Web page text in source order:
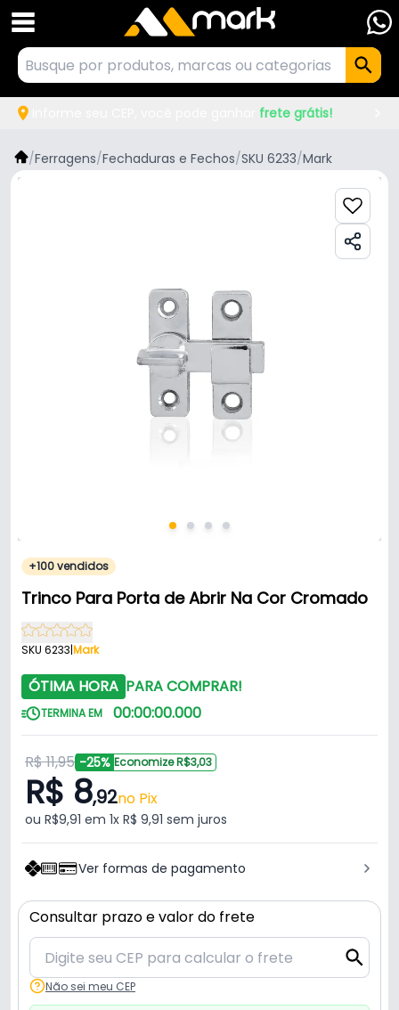
frete grátis!
/Ferragens/Fechaduras e Fechos/SKU 6233/Mark
+100 vendidos
Trinco Para Porta de Abrir Na Cor Cromado
SKU 6233|Mark
ÓTIMA HORA PARA COMPRAR!
TERMINA EM 00:00:00.000
R$ 11,95 -25% Economize R$3,03
R$ 8,92no Pix
ou R$9,91 em 1x R$ 9,91 sem juros
Ver formas de pagamento
Consultar prazo e valor do frete
Não sei meu CEP